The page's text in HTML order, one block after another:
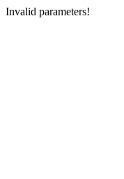
Invalid parameters!